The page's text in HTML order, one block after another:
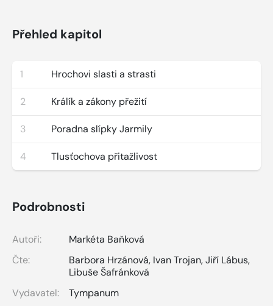
Přehled kapitol
1 Hrochovi slasti a strasti
2 Králík a zákony přežití
3 Poradna slípky Jarmily
4 Tlusťochova přitažlivost
Podrobnosti
Autoři:
Markéta Baňková
Čte:
Barbora Hrzánová, Ivan Trojan,Jiří Lábus,
Libuše Šafránková
Vydavatel:
Tympanum